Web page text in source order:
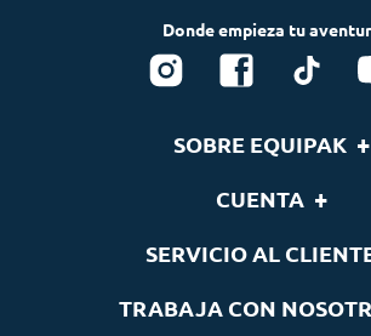
SOBRE EQUIPAK +
Nuestras Marcas
CUENTA +
Seguimiento de pedidos
SERVICIO AL
TRABAJA CON